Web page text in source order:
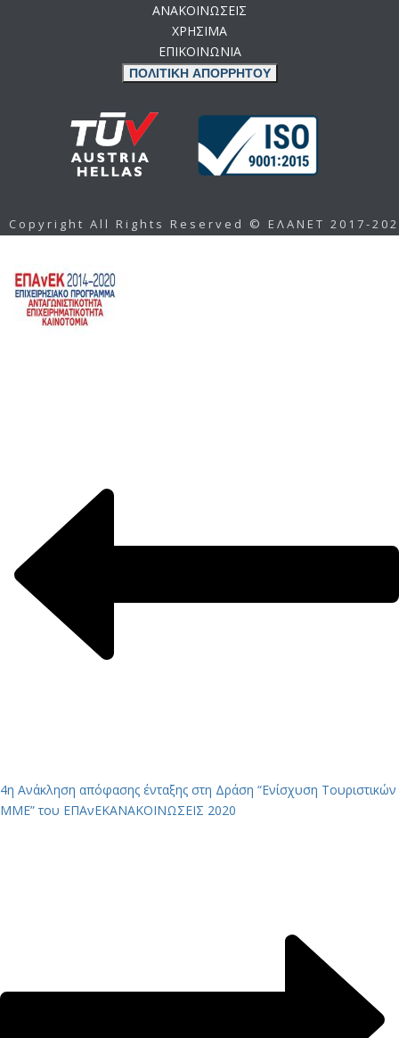
ΑΝΑΚΟΙΝΩΣΕΙΣ
ΧΡΗΣΙΜΑ
ΕΠΙΚΟΙΝΩΝΙΑ
ΠΟΛΙΤΙΚΗ ΑΠΟΡΡΗΤΟΥ
Copyright All Rights Reserved © ΕΛΑΝΕΤ 2017-
4η Ανάκληση απόφασης ένταξης στη Δράση “Ενίσχυση Τουριστικών
ΜΜΕ” του ΕΠΑνΕΚΑΝΑΚΟΙΝΩΣΕΙΣ 2020